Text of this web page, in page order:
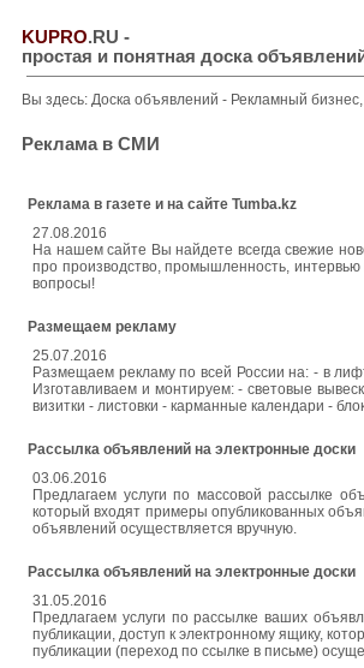
KUPRO.RU -
простая и понятная доска
Вы здесь: Доска объявлений - Рекламный
Реклама в СМИ
Реклама в газете и на сайте Tumba.kz
27.08.2016
На нашем сайте Вы найдете всегда свежие
про производство, промышленность,
вопросы!
Размещаем рекламу
25.07.2016
Размещаем рекламу по всей России на: - в
Изготавливаем и монтируем: - световые
визитки - листовки - карманные календари -
Рассылка объявлений на электронные доски
03.06.2016
Предлагаем услуги по массовой рассылке
который входят примеры опубликованных
объявлений осуществляется вручную.
Рассылка объявлений на электронные доски
31.05.2016
Предлагаем услуги по рассылке ваших
публикации, доступ к электронному ящику,
публикации (переход по ссылке в письме)